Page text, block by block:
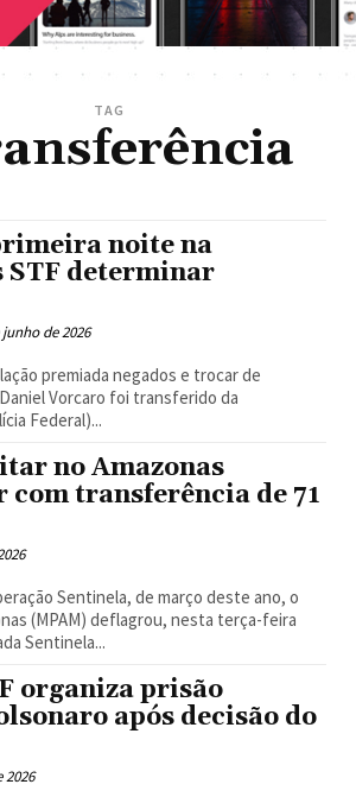
TAG
noite na
STF determinar
junho de 2026
premiada negados e trocar de
Vorcaro foi transferido da
Federal)...
no Amazonas
com transferência de 71
Sentinela, de março deste ano, o
(MPAM) deflagrou, nesta terça-feira
Sentinela...
organiza prisão
após decisão do
2026